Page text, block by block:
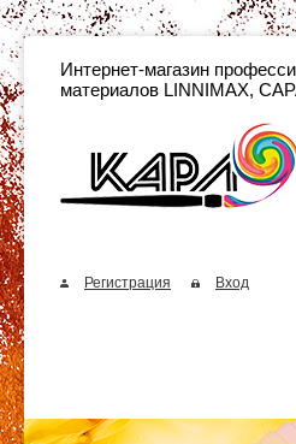
Интернет-магазин
материалов LINNIMAX,
Регистрация Вход